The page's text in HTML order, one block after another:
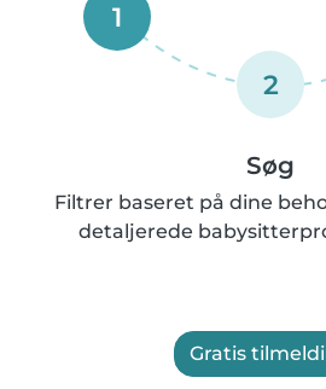
1
2
Søg
Filtrer baseret på dine
detaljerede
Gratis